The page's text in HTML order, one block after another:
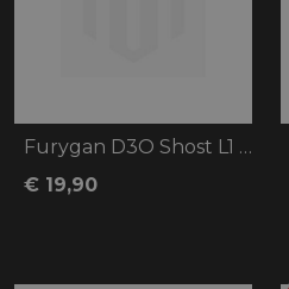
Furygan D3O Shost L1 Hip/Shoulder protec
€ 19,90